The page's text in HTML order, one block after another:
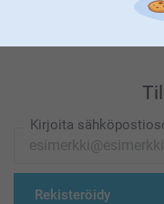
Kirjoita
Rekisteröidy